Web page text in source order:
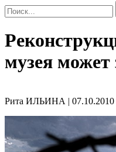
музея может
Рита ИЛЬИНА | 07.10.2010